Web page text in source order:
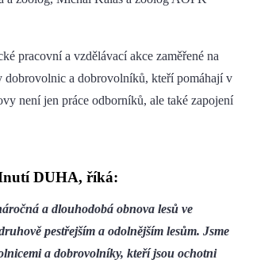
pracovní a vzdělávací akce zaměřené na
a dobrovolníků, kteří pomáhají v
není jen práce odborníků, ale také zapojení
DUHA, říká:
a dlouhodobá obnova lesů ve
pestřejším a odolnějším lesům. Jsme
a dobrovolníky, kteří jsou ochotni